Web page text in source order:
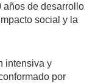
años de desarrollo
social y la
intensiva y
por